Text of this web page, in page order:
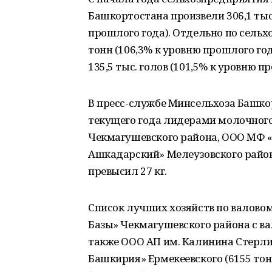
Башкортостана произвели 306,1
прошлого года). Отдельно по
тонн (106,3% к уровню прошлого
135,5 тыс. голов (101,5% к уровню
В пресс-службе Минсельхоза
текущего года лидерами
Чекмагушевского района, ООО МФ
Ашкадарский» Мелеузовского
превысил 27 кг.
Список лучших хозяйств по
Базы» Чекмагушевского района с
также ООО АП им. Калинина
Башкирия» Ермекеевского (6155